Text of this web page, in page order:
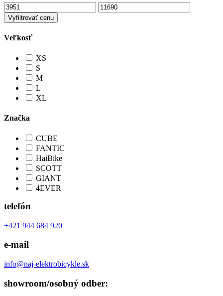
Vyfiltrovať cenu
Veľkosť
XS
S
M
L
XL
Značka
CUBE
FANTIC
HaiBike
SCOTT
GIANT
4EVER
telefón
+421 944 684 920
e-mail
info@naj-elektrobicykle.sk
showroom/osobný odber: